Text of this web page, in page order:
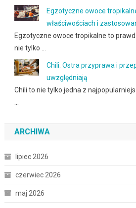
Egzotyczne owoce
właściwościach i
Egzotyczne owoce tropikalne to
nie tylko …
Chili: Ostra przyprawa i
uwzględniają
Chili to nie tylko jedna z
ARCHIWA
lipiec 2026
czerwiec 2026
maj 2026